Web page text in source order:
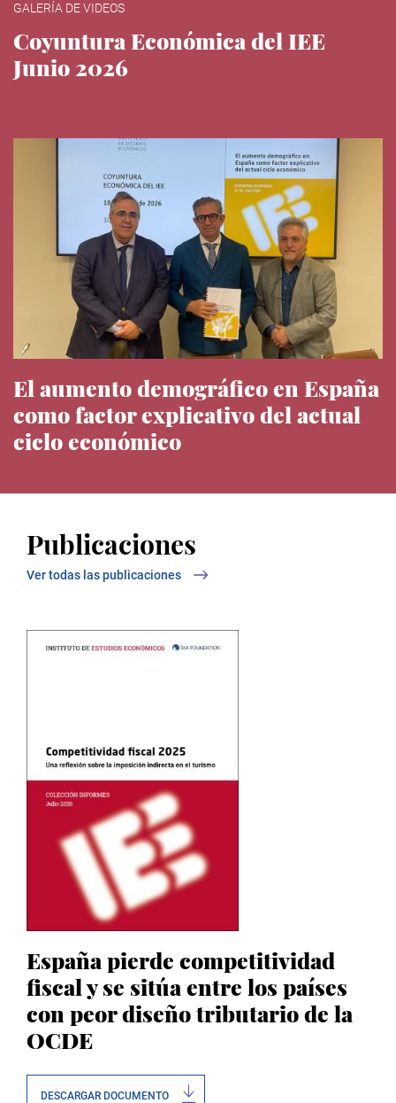
GALERÍA DE VIDEOS
Coyuntura Económica del IEE
Junio 2026
El aumento demográfico en España
como factor explicativo del actual
ciclo económico
Publicaciones
Ver todas las publicaciones
España pierde competitividad
fiscal y se sitúa entre los países
con peor diseño tributario de la
OCDE
DESCARGAR DOCUMENTO